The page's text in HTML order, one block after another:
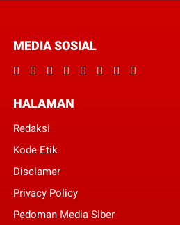
MEDIA SOSIAL
HALAMAN
Redaksi
Kode Etik
Disclamer
Privacy Policy
Pedoman Media Siber